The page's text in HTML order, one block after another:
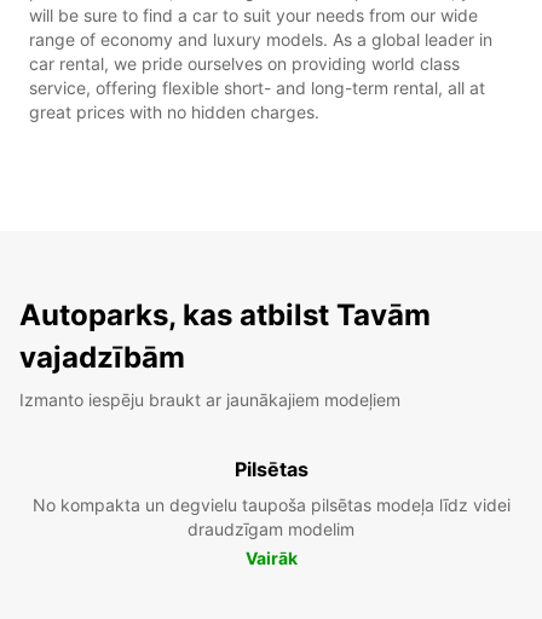
will be sure to find a car to suit your needs from our wide
range of economy and luxury models. As a global leader in
car rental, we pride ourselves on providing world class
service, offering flexible short- and long-term rental, all at
great prices with no hidden charges.
Autoparks, kas atbilst Tavām
vajadzībām
Izmanto iespēju braukt ar jaunākajiem modeļiem
Pilsētas
No kompakta un degvielu taupoša pilsētas modeļa līdz videi
draudzīgam modelim
Vairāk